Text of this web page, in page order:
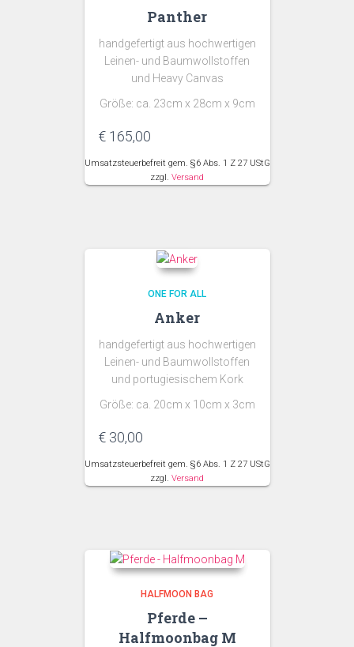
Panther
handgefertigt aus hochwertigen
Leinen- und Baumwollstoffen
und Heavy Canvas
Größe: ca. 23cm x 28cm x 9cm
€ 165,00
Umsatzsteuerbefreit gem. §6 Abs. 1 Z 27 UStG
zzgl. Versand
ONE FOR ALL
Anker
handgefertigt aus hochwertigen
Leinen- und Baumwollstoffen
und portugiesischem Kork
Größe: ca. 20cm x 10cm x 3cm
€ 30,00
Umsatzsteuerbefreit gem. §6 Abs. 1 Z 27 UStG
zzgl. Versand
HALFMOON BAG
Pferde –
Halfmoonbag M